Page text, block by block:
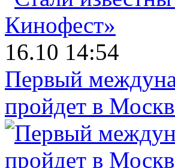
16.10 14:54
Первый
пройдет в